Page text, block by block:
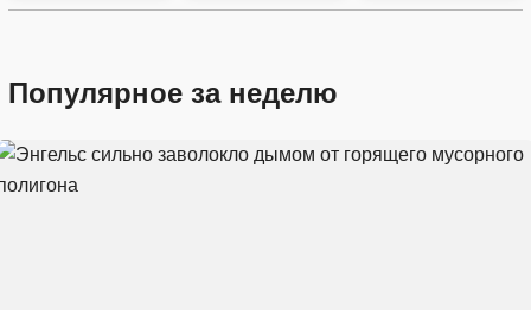
Популярное за неделю